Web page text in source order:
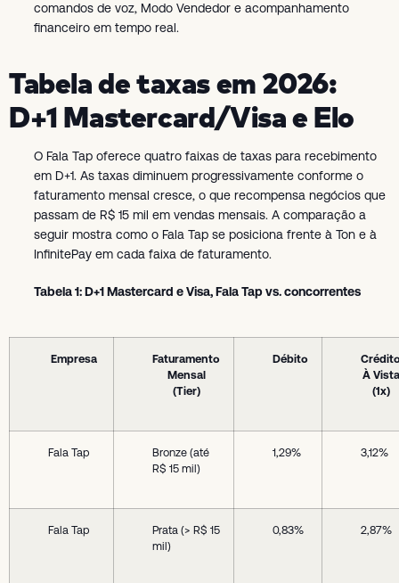
comandos de voz, Modo Vendedor e acompanhamento
financeiro em tempo real.
Tabela de taxas em 2026:
D+1 Mastercard/Visa e Elo
O Fala Tap oferece quatro faixas de taxas para recebimento
em D+1. As taxas diminuem progressivamente conforme o
faturamento mensal cresce, o que recompensa negócios que
passam de R$ 15 mil em vendas mensais. A comparação a
seguir mostra como o Fala Tap se posiciona frente à Ton e à
InfinitePay em cada faixa de faturamento.
Tabela 1: D+1 Mastercard e Visa, Fala Tap vs. concorrentes
Empresa
Faturamento
Mensal
(Tier)
Débito
À Vista
(1x)
Fala Tap
Bronze (até
R$ 15 mil)
1,29% 3,12%
Fala Tap
Prata (> R$ 15
mil)
0,83% 2,87%